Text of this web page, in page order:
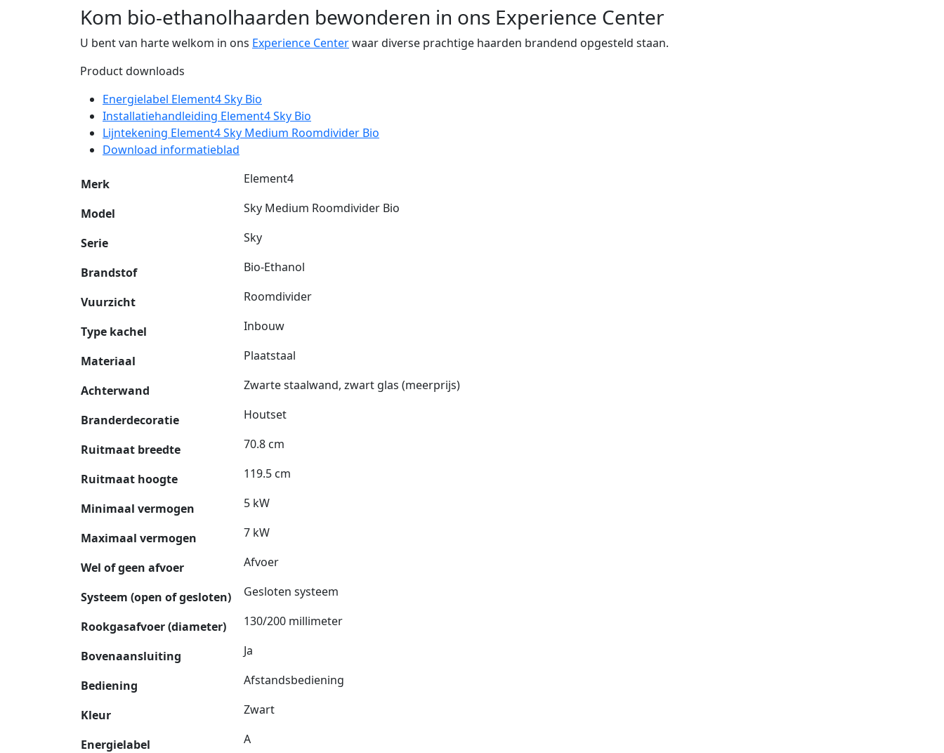
Kom bio-ethanolhaarden bewonderen in ons Experience Center
U bent van harte welkom in ons Experience Centerwaar diverse prachtige haarden brandend opgesteld staan.
Product downloads
Energielabel Element4 Sky Bio
Installatiehandleiding Element4 Sky Bio
Lijntekening Element4 Sky Medium Roomdivider Bio
Download informatieblad
Merk Element4
Model Sky Medium Roomdivider Bio
Serie Sky
Brandstof Bio-Ethanol
Vuurzicht Roomdivider
Type kachel Inbouw
Materiaal Plaatstaal
Achterwand Zwarte staalwand, zwart glas (meerprijs)
Branderdecoratie Houtset
Ruitmaat breedte 70.8 cm
Ruitmaat hoogte 119.5 cm
Minimaal vermogen 5 kW
Maximaal vermogen 7 kW
Wel of geen afvoer Afvoer
Systeem (open of gesloten) Gesloten systeem
Rookgasafvoer (diameter) 130/200 millimeter
Bovenaansluiting Ja
Bediening Afstandsbediening
Kleur Zwart
Energielabel A